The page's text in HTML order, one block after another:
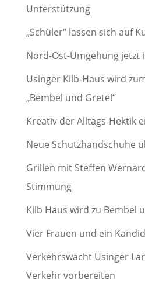
Unterstützung
„Schüler“ lassen sich auf
Nord-Ost-Umgehung jetzt
Usinger Kilb-Haus wird
„Bembel und Gretel“
Kreativ der Alltags-Hektik
Neue Schutzhandschuhe
Grillen mit Steffen
Stimmung
Kilb Haus wird zu Bembel
Vier Frauen und ein
Verkehrswacht Usinger
Verkehr vorbereiten